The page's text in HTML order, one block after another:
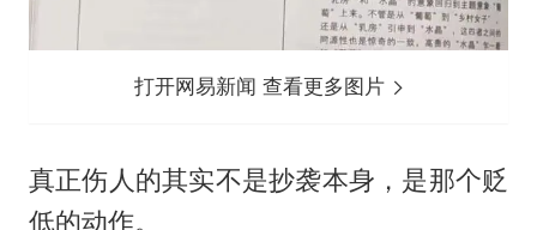
打开网易新闻 查看更多图片
真正伤人的其实不是抄袭本身，是那个贬
低的动作。